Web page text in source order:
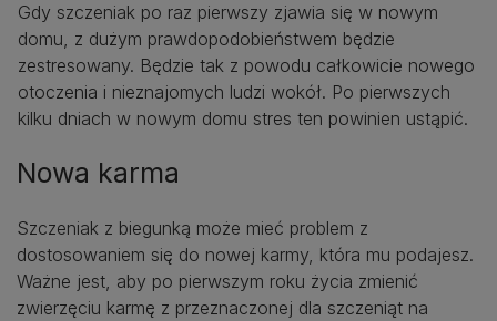
Gdy szczeniak po raz pierwszy zjawia się w nowym
domu, z dużym prawdopodobieństwem będzie
zestresowany. Będzie tak z powodu całkowicie nowego
otoczenia i nieznajomych ludzi wokół. Po pierwszych
kilku dniach w nowym domu stres ten powinien ustąpić.
Nowa karma
Szczeniak z biegunką może mieć problem z
dostosowaniem się do nowej karmy, która mu podajesz.
Ważne jest, aby po pierwszym roku życia zmienić
zwierzęciu karmę z przeznaczonej dla szczeniąt na